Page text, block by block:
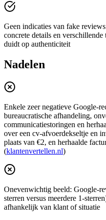
Geen indicaties van fake
concrete details en
duidt op authenticiteit
Nadelen
Enkele zeer negatieve Google-
bureaucratische afhandeling,
communicatiestoringen en
over een cv-afvoerdekseltje en
plaats van €2, en herhaalde
(klantenvertellen.nl)
Onevenwichtig beeld: Google-
sterren versus meerdere 1-
afhankelijk van klant of situatie